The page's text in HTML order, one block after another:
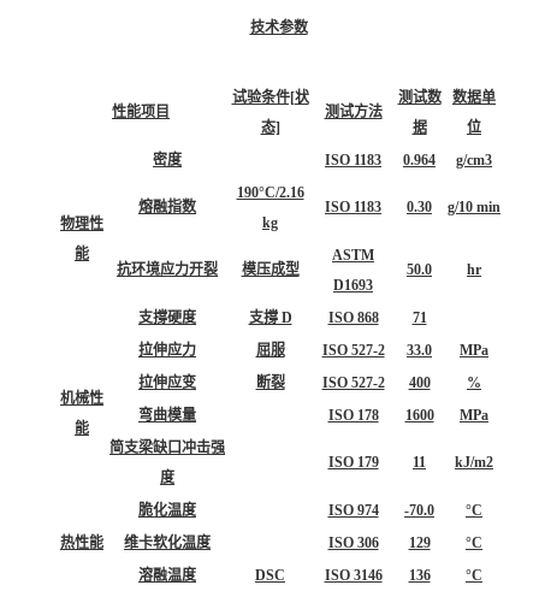
技术参数
性能项目
试验条件[状
态]
测试方法
测试数
据
数据单
位
物理性
能
密度 ISO 1183 0.964 g/cm3
熔融指数
190°C/2.16
kg
ISO 1183 0.30 g/10 min
抗环境应力开裂 模压成型
ASTM
D1693
50.0 hr
支撐硬度 支撐 D ISO 868 71
机械性
能
拉伸应力 屈服 ISO 527-2 33.0
MPa
拉伸应变
断裂 ISO 527-2 400
%
弯曲模量
ISO 178 1600
MPa
简支梁缺口冲击强
度
ISO 179 11 kJ/m2
热性能
脆化温度 ISO 974 -70.0
°C
维卡软化温度
ISO 306 129
°C
溶融温度
DSC ISO 3146 136 °C